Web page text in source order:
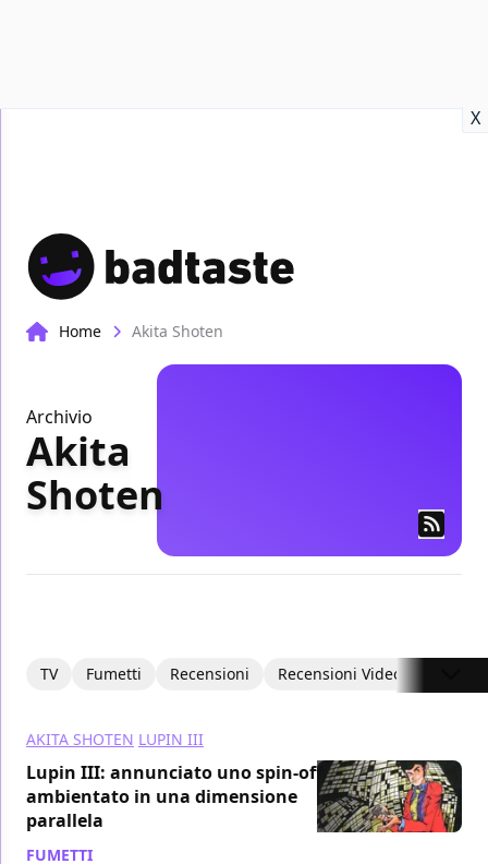
X
Home Akita Shoten
Archivio
Akita
Shoten
TV Fumetti Recensioni Recensioni Video
AKITA SHOTEN LUPIN III
Lupin III: annunciato uno spin-off
ambientato in una dimensione
parallela
FUMETTI